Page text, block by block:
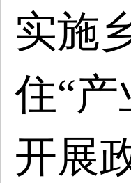
实施
住“
开展